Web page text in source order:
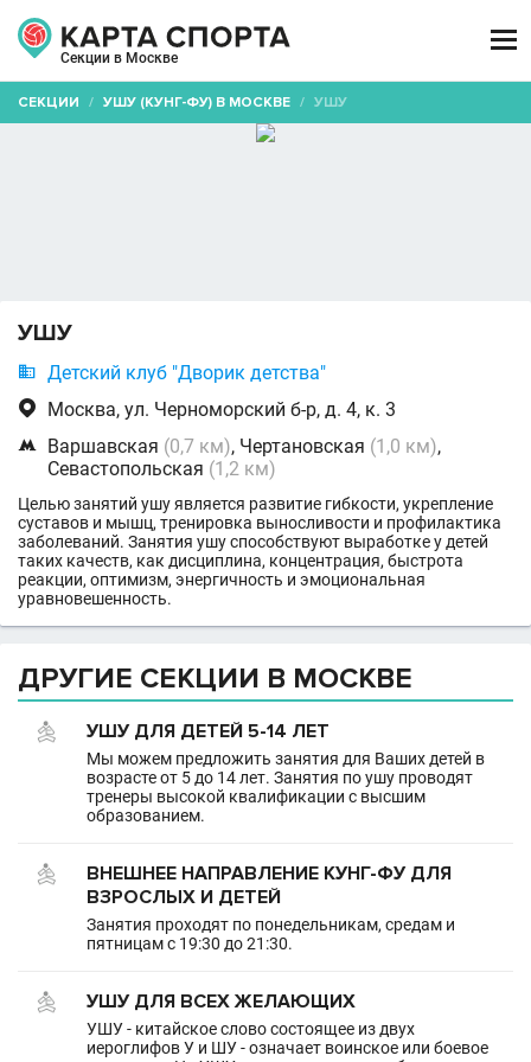
Секции в Москве

СЕКЦИИ / УШУ (КУНГ-ФУ) В МОСКВЕ / УШУ
УШУ
 Детский клуб "Дворик детства"
 Москва, ул. Черноморский б-р, д. 4, к. 3
 Варшавская (0,7 км), Чертановская (1,0 км),
Севастопольская (1,2 км)
Целью занятий ушу является развитие гибкости, укрепление
суставов и мышц, тренировка выносливости и профилактика
заболеваний. Занятия ушу способствуют выработке у детей
таких качеств, как дисциплина, концентрация, быстрота
реакции, оптимизм, энергичность и эмоциональная
уравновешенность.
ДРУГИЕ СЕКЦИИ В МОСКВЕ
УШУ ДЛЯ ДЕТЕЙ 5-14 ЛЕТ
Мы можем предложить занятия для Ваших детей в
возрасте от 5 до 14 лет. Занятия по ушу проводят
тренеры высокой квалификации с высшим
образованием.
ВНЕШНЕЕ НАПРАВЛЕНИЕ КУНГ-ФУ ДЛЯ
ВЗРОСЛЫХ И ДЕТЕЙ
Занятия проходят по понедельникам, средам и
пятницам с 19:30 до 21:30.
УШУ ДЛЯ ВСЕХ ЖЕЛАЮЩИХ
УШУ - китайское слово состоящее из двух
иероглифов У и ШУ - означает воинское или боевое